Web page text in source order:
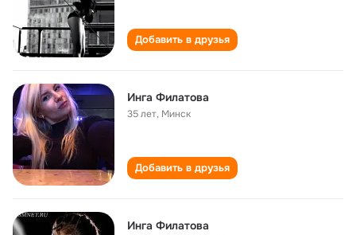
Добавить в друзья
Инга Филатова
35 лет, Минск
Добавить в друзья
Инга Филатова